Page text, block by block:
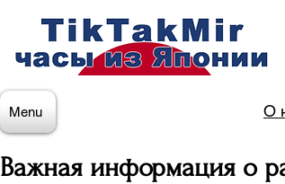
Menu О
Важная информация о